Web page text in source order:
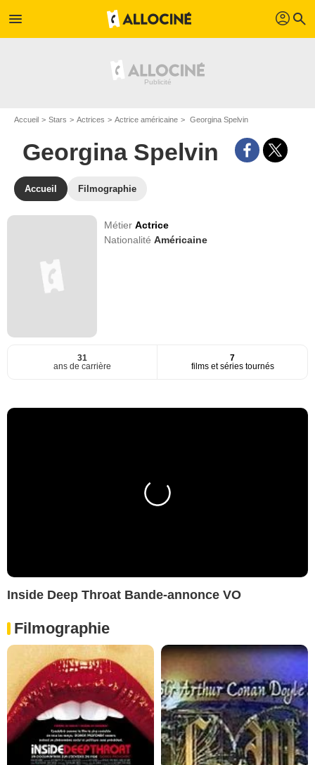
menu profil search
Accueil Stars Actrices Actrice américaine Georgina Spelvin
Georgina Spelvin
Accueil Filmographie
MétierActrice
NationalitéAméricaine
31
ans de carrière
7
films et séries tournés
Inside Deep Throat Bande-annonce VO
Filmographie